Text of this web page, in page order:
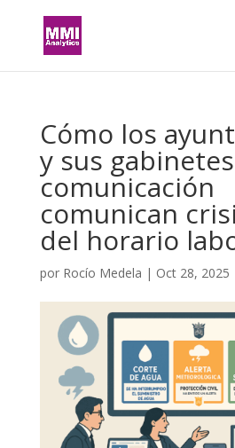
Cómo los
y sus
comunicación
comunican
del horario
por Rocío Medela | Oct 28, 2025